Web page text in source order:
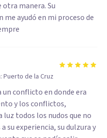
manera. Su
ayudó en mi proceso de
Puerto de la Cruz
conflicto en donde era
y los conflictos,
luz todos los nudos que no
su experiencia, su dulzura y